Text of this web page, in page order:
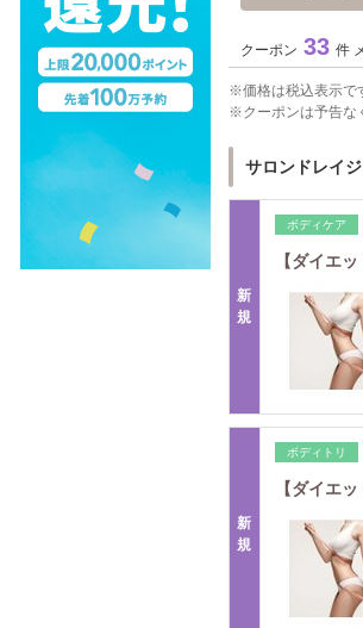
クーポン 33 件
価格は税込表示で
クーポンは予告な
サロンドレイ
新
規
ボディケア
【ダイエ
新
規
ボディトリ
【ダイエ